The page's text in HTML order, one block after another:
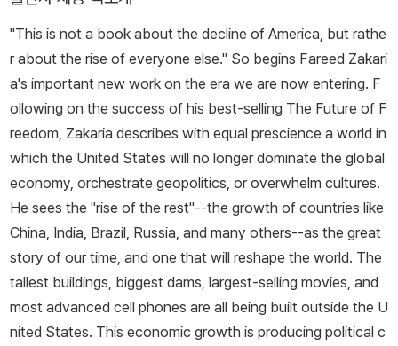
S〉를 진행하고 있다. 저서로 《팬데믹 다음 세상을 위한 텐 레슨》 《하
버드 학생들은 더 이상 인문학을 공부하지 않는다》 《흔들리는 세계의
축》 《자유의 미래》, 《From Wealth to Power(부에서 권력으로)》,
《The American Encounter(미국과의 조우)》 등이 있으며 공저로
《코로나 이후의 세상》 《21세기 패자는 중국인가》가 있다.
"This is not a book about the decline of America, but rathe
r about the rise of everyone else." So begins Fareed Zakari
a's important new work on the era we are now entering. F
ollowing on the success of his best-selling The Future of F
reedom, Zakaria describes with equal prescience a world in
which the United States will no longer dominate the global
economy, orchestrate geopolitics, or overwhelm cultures.
He sees the "rise of the rest"--the growth of countries like
China, India, Brazil, Russia, and many others--as the great
story of our time, and one that will reshape the world. The
tallest buildings, biggest dams, largest-selling movies, and
most advanced cell phones are all being built outside the U
nited States. This economic growth is producing political c